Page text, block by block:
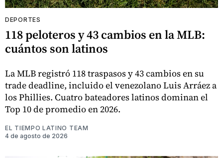
DEPORTES
118 peloteros y 43 cambios en la MLB:
cuántos son latinos
La MLB registró 118 traspasos y 43 cambios en su
trade deadline, incluido el venezolano Luis Arráez a
los Phillies. Cuatro bateadores latinos dominan el
Top 10 de promedio en 2026.
EL TIEMPO LATINO TEAM
4 de agosto de 2026